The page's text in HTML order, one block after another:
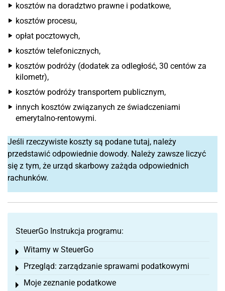
kosztów na doradztwo prawne i podatkowe,
kosztów procesu,
opłat pocztowych,
kosztów telefonicznych,
kosztów podróży (dodatek za odległość, 30 centów za
kilometr),
kosztów podróży transportem publicznym,
innych kosztów związanych ze świadczeniami
emerytalno-rentowymi.
Jeśli rzeczywiste koszty są podane tutaj, należy
przedstawić odpowiednie dowody. Należy zawsze liczyć
się z tym, że urząd skarbowy zażąda odpowiednich
rachunków.
SteuerGo Instrukcja programu:
Witamy w SteuerGo
Toggle menu
Przegląd: zarządzanie sprawami podatkowymi
Toggle menu
Moje zeznanie podatkowe
Toggle menu